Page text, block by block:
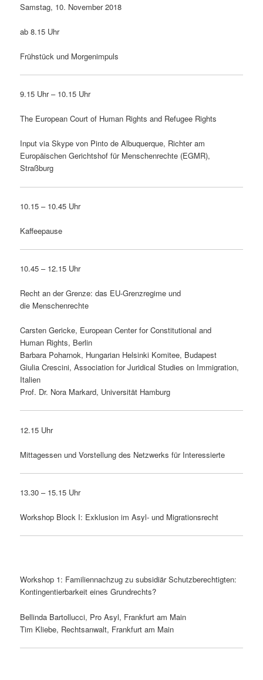
Samstag, 10. November 2018
ab 8.15 Uhr
Frühstück und Morgenimpuls
9.15 Uhr – 10.15 Uhr
The European Court of Human Rights and Refugee Rights
Input via Skype von Pinto de Albuquerque, Richter am
Europäischen Gerichtshof für Menschenrechte (EGMR),
Straßburg
10.15 – 10.45 Uhr
Kaffeepause
10.45 – 12.15 Uhr
Recht an der Grenze: das EU-Grenzregime und
die Menschenrechte
Carsten Gericke, European Center for Constitutional and
Human Rights, Berlin
Barbara Poharnok, Hungarian Helsinki Komitee, Budapest
Giulia Crescini, Association for Juridical Studies on Immigration,
Italien
Prof. Dr. Nora Markard, Universität Hamburg
12.15 Uhr
Mittagessen und Vorstellung des Netzwerks für Interessierte
13.30 – 15.15 Uhr
Workshop Block I: Exklusion im Asyl- und Migrationsrecht
Workshop 1: Familiennachzug zu subsidiär Schutzberechtigten:
Kontingentierbarkeit eines Grundrechts?
Bellinda Bartollucci, Pro Asyl, Frankfurt am Main
Tim Kliebe, Rechtsanwalt, Frankfurt am Main